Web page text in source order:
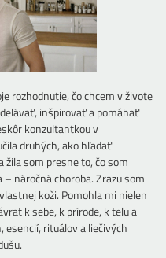
rozhodnutie, čo chcem v živote
inšpirovať a pomáhať
konzultantkou v
druhých, ako hľadať
som presne to, čo som
náročná choroba. Zrazu som
koži. Pomohla mi nielen
k sebe, k prírode, k telu a
esencií, rituálov a liečivých